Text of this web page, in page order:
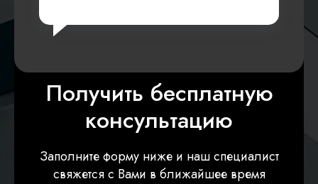
Получить бесплатную
консультацию
Заполните форму ниже и наш специалист
свяжется с Вами в ближайшее время